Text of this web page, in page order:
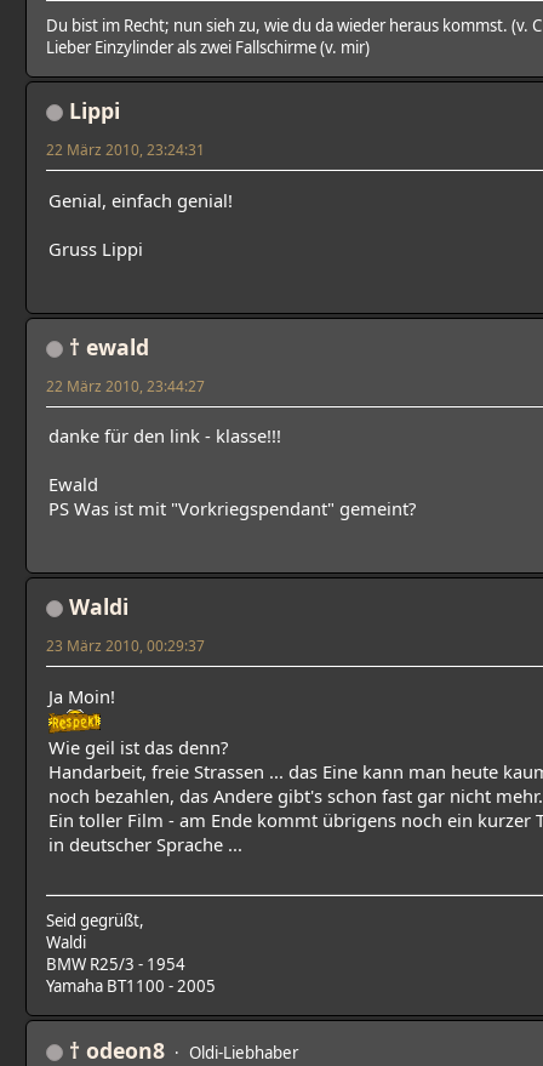
Du bist im Recht; nun sieh zu, wie du da wieder heraus kommst. (v.
Lieber Einzylinder als zwei Fallschirme (v. mir)
Lippi
22 März 2010, 23:24:31
Genial, einfach genial!
Gruss Lippi
† ewald
22 März 2010, 23:44:27
danke für den link - klasse!!!
Ewald
PS Was ist mit "Vorkriegspendant" gemeint?
Waldi
23 März 2010, 00:29:37
Ja Moin!
Wie geil ist das denn?
Handarbeit, freie Strassen ... das Eine kann man heute
noch bezahlen, das Andere gibt's schon fast gar nicht mehr.
Ein toller Film - am Ende kommt übrigens noch ein kurzer
in deutscher Sprache ...
Seid gegrüßt,
Waldi
BMW R25/3 - 1954
Yamaha BT1100 - 2005
† odeon8 Oldi-Liebhaber